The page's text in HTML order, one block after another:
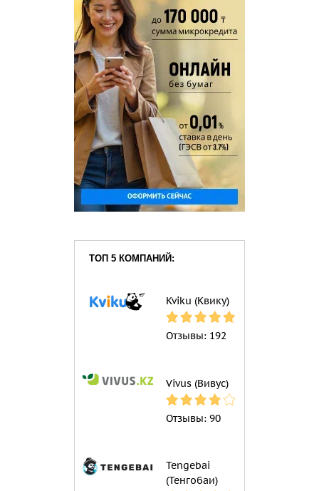
ТОП 5 КОМПАНИЙ:
Kviku (Квику)
Отзывы: 192
Vivus (Вивус)
Отзывы: 90
Tengebai
(Тенгобаи)